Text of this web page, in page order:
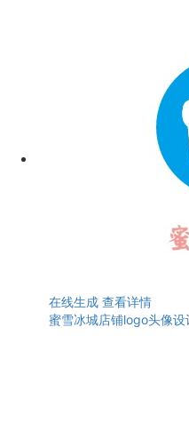
在线生成 查看详情
蜜雪冰城店铺logo头像设